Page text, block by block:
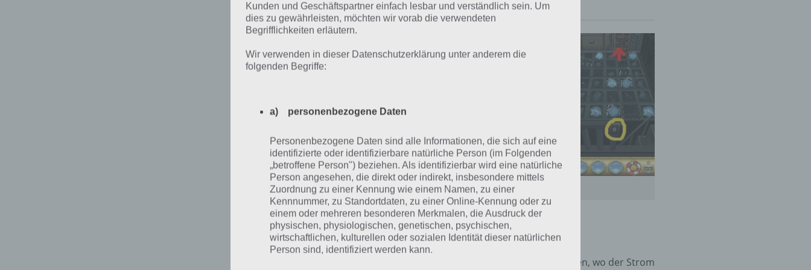
den Schraubschlüssel aufheben und dem gelben Pfeil folgen.
Escape the Titanic 2
In diesem Raum musst du zunächst das Licht ausschalten um zu sehen, wo der Strom
Kunden und Geschäftspartner einfach lesbar und verständlich sein. Um
dies zu gewährleisten, möchten wir vorab die verwendeten
Begrifflichkeiten erläutern.
Wir verwenden in dieser Datenschutzerklärung unter anderem die
folgenden Begriffe:
a) personenbezogene Daten
Personenbezogene Daten sind alle Informationen, die sich auf eine
identifizierte oder identifizierbare natürliche Person (im Folgenden
„betroffene Person") beziehen. Als identifizierbar wird eine natürliche
Person angesehen, die direkt oder indirekt, insbesondere mittels
Zuordnung zu einer Kennung wie einem Namen, zu einer
Kennnummer, zu Standortdaten, zu einer Online-Kennung oder zu
einem oder mehreren besonderen Merkmalen, die Ausdruck der
physischen, physiologischen, genetischen, psychischen,
wirtschaftlichen, kulturellen oder sozialen Identität dieser natürlichen
Person sind, identifiziert werden kann.